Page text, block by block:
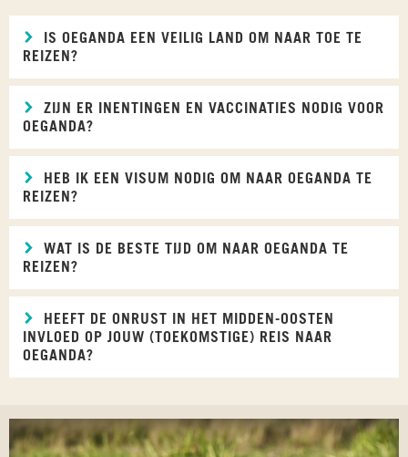
IS OEGANDA EEN VEILIG LAND OM NAAR TOE TE
REIZEN?
ZIJN ER INENTINGEN EN VACCINATIES NODIG VOOR
OEGANDA?
HEB IK EEN VISUM NODIG OM NAAR OEGANDA TE
REIZEN?
WAT IS DE BESTE TIJD OM NAAR OEGANDA TE
REIZEN?
HEEFT DE ONRUST IN HET MIDDEN-OOSTEN
INVLOED OP JOUW (TOEKOMSTIGE) REIS NAAR
OEGANDA?